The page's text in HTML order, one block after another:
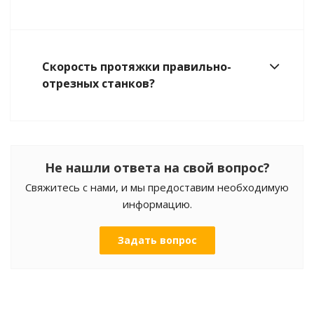
Скорость протяжки правильно-
отрезных станков?
Не нашли ответа на свой вопрос?
Свяжитесь с нами, и мы предоставим необходимую
информацию.
Задать вопрос